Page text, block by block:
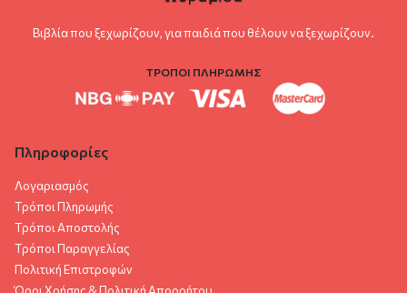
Βιβλία που ξεχωρίζουν, για παιδιά που θέλουν να ξεχωρίζουν.
ΤΡΟΠΟΙ ΠΛΗΡΩΜΗΣ
Πληροφορίες
Λογαριασμός
Τρόποι Πληρωμής
Τρόποι Αποστολής
Τρόποι Παραγγελίας
Πολιτική Επιστροφών
Όροι Χρήσης & Πολιτική Aπορρήτου